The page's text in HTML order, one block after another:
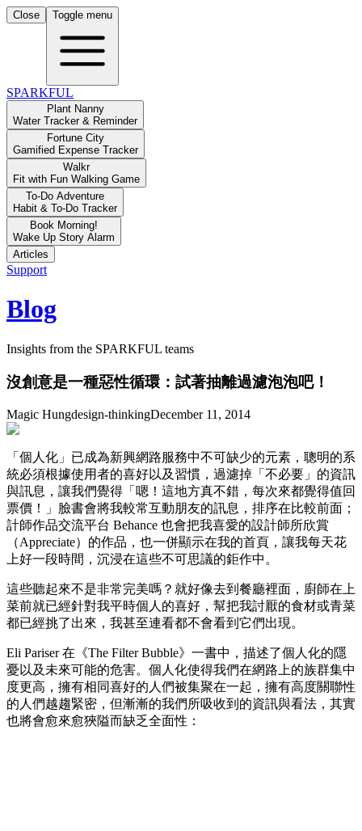
Close Toggle menu
SPARKFUL
Plant Nanny
Water Tracker & Reminder
Fortune City
Gamified Expense Tracker
Walkr
Fit with Fun Walking Game
To-Do Adventure
Habit & To-Do Tracker
Book Morning!
Wake Up Story Alarm
Articles
Support
Blog
Insights from the SPARKFUL teams
沒創意是一種惡性循環：試著抽離過濾泡泡吧！
Magic Hungdesign-thinkingDecember 11, 2014
「個人化」已成為新興網路服務中不可缺少的元素，聰明的系
統必須根據使用者的喜好以及習慣，過濾掉「不必要」的資訊
與訊息，讓我們覺得「嗯！這地方真不錯，每次來都覺得值回
票價！」臉書會將我較常互動朋友的訊息，排序在比較前面；
計師作品交流平台 Behance 也會把我喜愛的設計師所欣賞
（Appreciate）的作品，也一併顯示在我的首頁，讓我每天花
上好一段時間，沉浸在這些不可思議的鉅作中。
這些聽起來不是非常完美嗎？就好像去到餐廳裡面，廚師在上
菜前就已經針對我平時個人的喜好，幫把我討厭的食材或青菜
都已經挑了出來，我甚至連看都不會看到它們出現。
Eli Pariser 在《The Filter Bubble》一書中，描述了個人化的隱
憂以及未來可能的危害。個人化使得我們在網路上的族群集中
度更高，擁有相同喜好的人們被集聚在一起，擁有高度關聯性
的人們越趨緊密，但漸漸的我們所吸收到的資訊與看法，其實
也將會愈來愈狹隘而缺乏全面性：